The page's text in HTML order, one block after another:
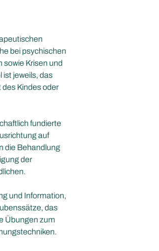
bei psychischen
sowie Krisen und
ist jeweils, das
Kindes oder
fundierte
auf
die Behandlung
der
und Information,
das
Übungen zum